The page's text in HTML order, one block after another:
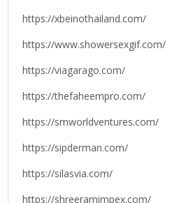
https://xbeinothailand.com/
https://www.showersexgif.com/
https://viagarago.com/
https://thefaheempro.com/
https://smworldventures.com/
https://sipderman.com/
https://silasvia.com/
https://shreeramimpex.com/